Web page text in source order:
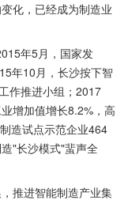
化，已经成为制造业
年5月，国家发
年10月，长沙按下智
作推进小组；2017
增加值增长8.2%，高
造试点示范企业464
"长沙模式"蜚声全
推进智能制造产业集